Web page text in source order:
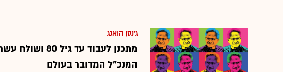
ג'נסן הואנג
מתכנן לעבוד
המנכ"ל המדובר בעולם